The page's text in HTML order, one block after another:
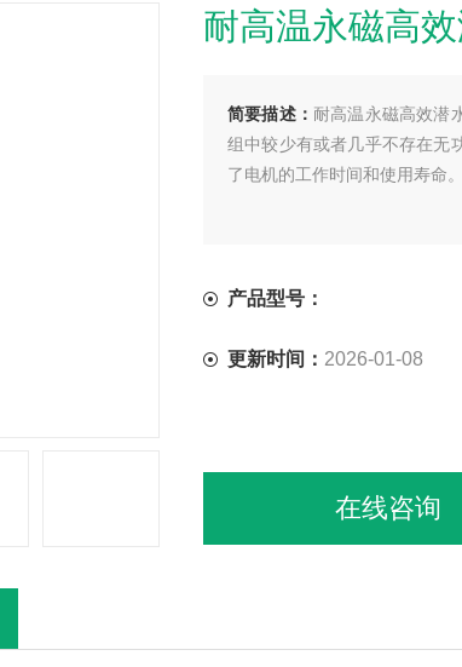
耐高温永磁高
简要描述： 耐高温永磁高效潜
组中较少有或者几乎不存在无
了电机的工作时间和使用寿命。
产品型号：
更新时间： 2026-01-08
在线咨询